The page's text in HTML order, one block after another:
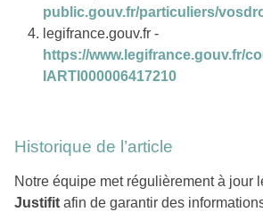
public.gouv.fr/particuliers/
legifrance.gouv.fr -
https://www.legifrance.gouv.fr/
IARTI000006417210
Historique de l’article
Notre équipe met régulièrement à jour
Justifit afin de garantir des